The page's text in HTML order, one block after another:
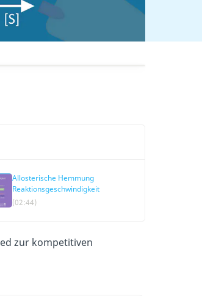
Allosterische Hemmung
Reaktionsgeschwindigkeit
(02:44)
zur kompetitiven